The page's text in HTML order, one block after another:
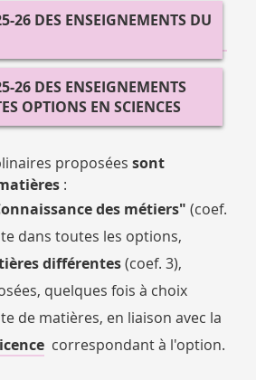
26 DES ENSEIGNEMENTS DU
26 DES ENSEIGNEMENTS
OPTIONS EN SCIENCES
proposées sont
:
des métiers" (coef.
dans toutes les options,
différentes(coef. 3),
quelques fois à choix
de matières, en liaison avec la
correspondant à l'option.